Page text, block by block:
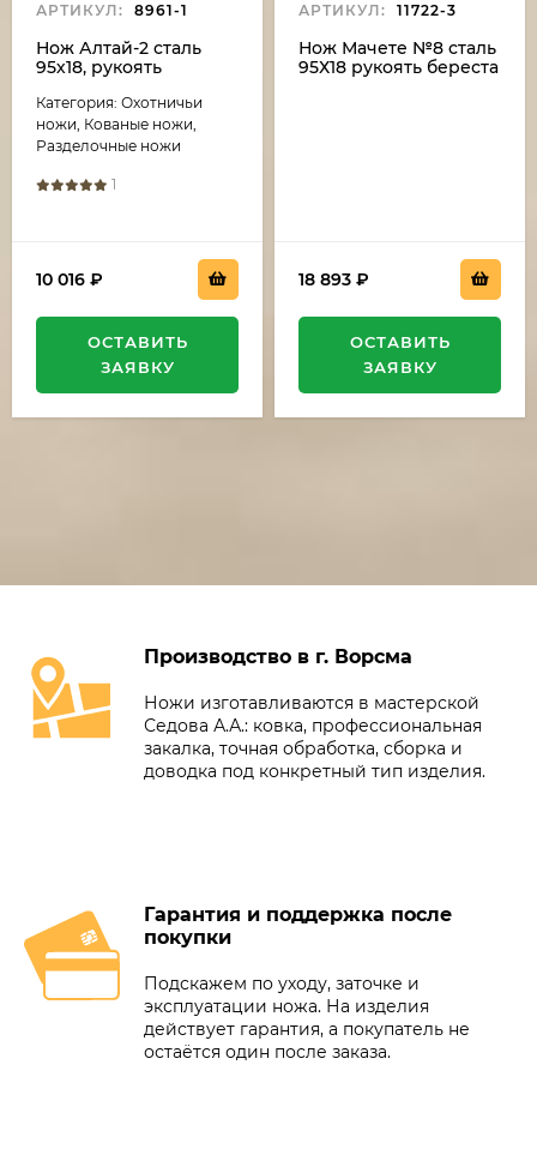
АРТИКУЛ: 8961-1
Нож Алтай-2 сталь
95х18, рукоять
акрил черный
Категория: Охотничьи
ножи, Кованые ножи,
Разделочные ножи
1
10 016 ₽
ОСТАВИТЬ
ЗАЯВКУ
АРТИКУЛ: 11722-3
Нож Мачете №8 сталь
95Х18 рукоять береста
18 893 ₽
ОСТАВИТЬ
ЗАЯВКУ
Производство в г. Ворсма
Ножи изготавливаются в мастерской
Седова А.А.: ковка, профессиональная
закалка, точная обработка, сборка и
доводка под конкретный тип изделия.
Гарантия и поддержка после
покупки
Подскажем по уходу, заточке и
эксплуатации ножа. На изделия
действует гарантия, а покупатель не
остаётся один после заказа.